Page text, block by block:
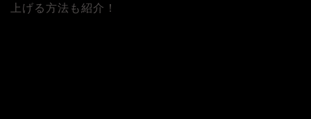
上げる方法も紹介！